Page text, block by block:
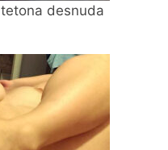
desnuda